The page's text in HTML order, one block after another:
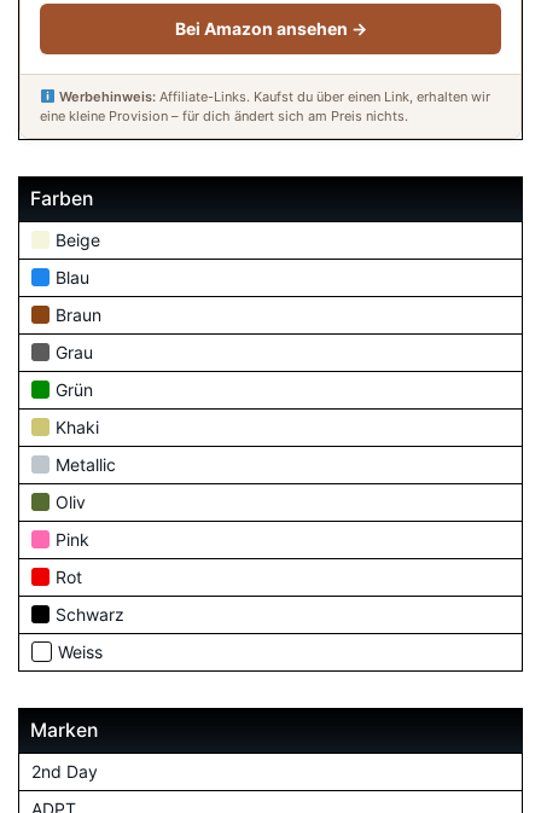
Bei Amazon ansehen →
Werbehinweis:Affiliate-Links. Kaufst du über einen Link, erhalten wir
eine kleine Provision – für dich ändert sich am Preis nichts.
Farben
Beige
Blau
Braun
Grau
Grün
Khaki
Metallic
Oliv
Pink
Rot
Schwarz
Weiss
Marken
2nd Day